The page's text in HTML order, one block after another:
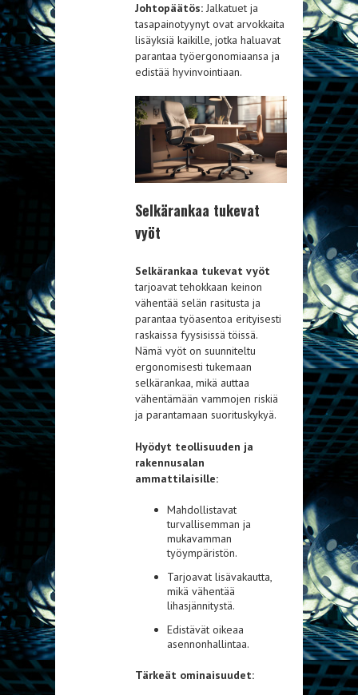
Johtopäätös: Jalkatuet ja
tasapainotyynyt ovat arvokkaita
lisäyksiä kaikille, jotka haluavat
parantaa työergonomiaansa ja
edistää hyvinvointiaan.
Selkärankaa tukevat
vyöt
Selkärankaa tukevat vyöt
tarjoavat tehokkaan keinon
vähentää selän rasitusta ja
parantaa työasentoa erityisesti
raskaissa fyysisissä töissä.
Nämä vyöt on suunniteltu
ergonomisesti tukemaan
selkärankaa, mikä auttaa
vähentämään vammojen riskiä
ja parantamaan suorituskykyä.
Hyödyt teollisuuden ja
rakennusalan
ammattilaisille:
Mahdollistavat
turvallisemman ja
mukavamman
työympäristön.
Tarjoavat lisävakautta,
mikä vähentää
lihasjännitystä.
Edistävät oikeaa
asennonhallintaa.
Tärkeät ominaisuudet: